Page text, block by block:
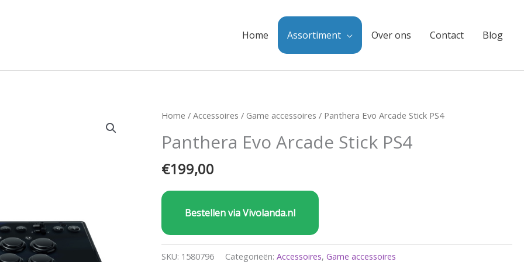
Home Assortiment Over ons Contact Blog
Home /Accessoires / Game accessoires / Panthera Evo Arcade Stick PS4
Panthera Evo Arcade Stick PS4
€199,00
Bestellen via Vivolanda.nl
SKU: 1580796 Categorieën:Accessoires,Game accessoires